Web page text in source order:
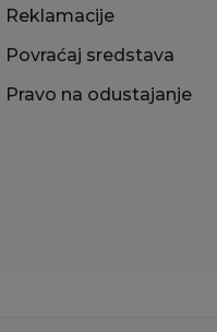
Reklamacije
Povraćaj sredstava
Pravo na odustajanje